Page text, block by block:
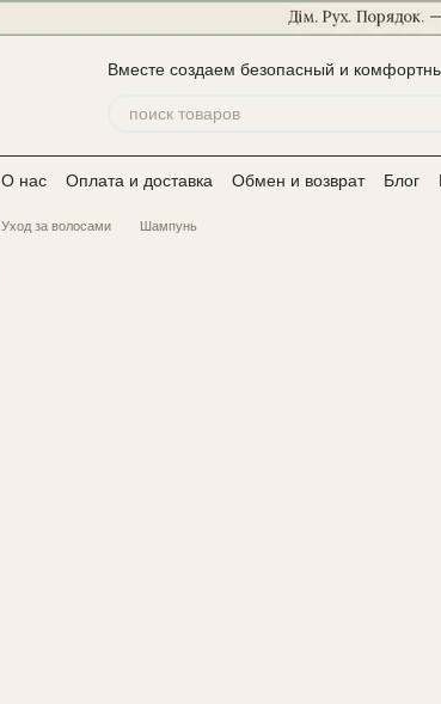
Вместе создаем безопасный и
О нас Оплата и доставка Обмен и возврат Блог
Уход за волосами Шампунь